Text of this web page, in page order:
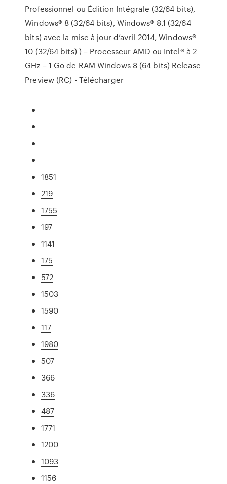
Professionnel ou Édition Intégrale (32/64 bits),
Windows® 8 (32/64 bits), Windows® 8.1 (32/64
bits) avec la mise à jour d’avril 2014, Windows®
10 (32/64 bits) ) – Processeur AMD ou Intel® à 2
GHz – 1 Go de RAM Windows 8 (64 bits) Release
Preview (RC) - Télécharger
1851
219
1755
197
1141
175
572
1503
1590
117
1980
507
366
336
487
1771
1200
1093
1156